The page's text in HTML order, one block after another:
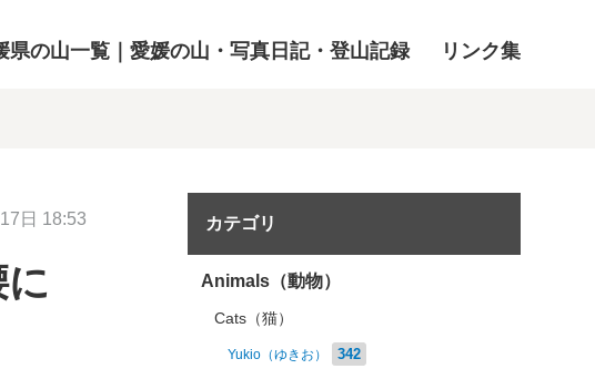
県の山一覧｜愛媛の山・写真日記・登山記録 リンク集
日 18:53 カテゴリ
Animals（動物）
Cats（猫）
Yukio（ゆきお） 342